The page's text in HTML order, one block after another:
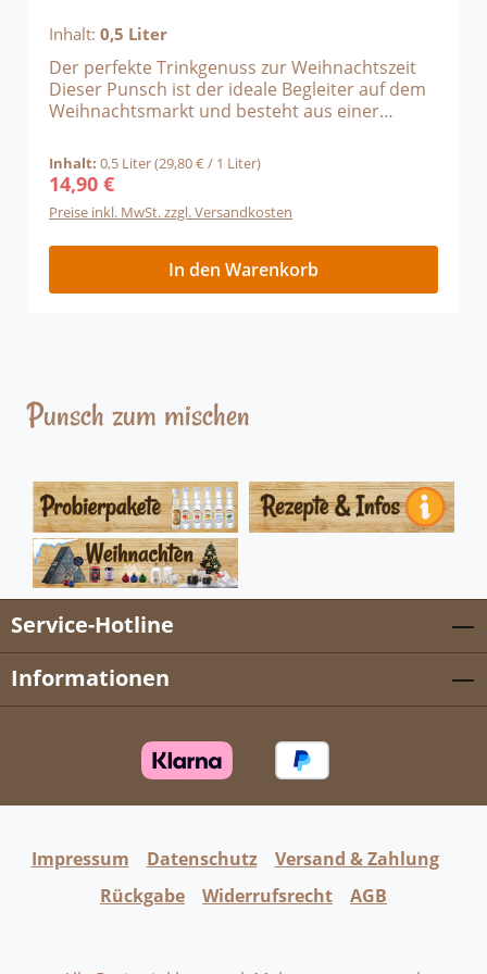
Inhalt: 0,5 Liter
Der perfekte Trinkgenuss zur Weihnachtszeit
Dieser Punsch ist der ideale Begleiter auf dem
Weihnachtsmarkt und besteht aus einer
Wintergewürzen wie Zimt, Nelken und
Kardamom. Der Alpenbrenner
Trinkempfehlung: 1 Teil Punschkonzentrat
nach Belieben mit 3 bis 5 Teilen Wasser
mischen - fertig ist ein köstliches Heißgetränk.
Inhalt: 0,5 Liter(29,80 € / 1 Liter)
Regulärer Preis:
14,90 €
Preise inkl. MwSt. zzgl. Versandkosten
In den Warenkorb
Punsch zum mischen
Service-Hotline
Informationen
Impressum Datenschutz
Versand & Zahlung
Rückgabe
Widerrufsrecht AGB